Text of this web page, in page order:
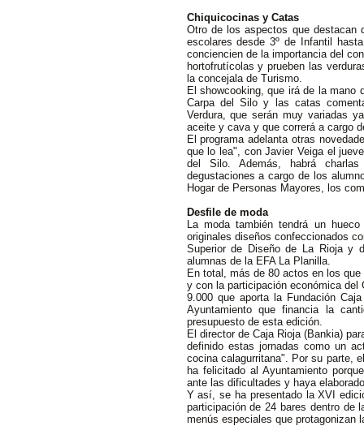
Chiquicocinas y Catas
Otro de los aspectos que destacan
escolares desde 3º de Infantil
conciencien de la importancia del
hortofrutícolas y prueben las
la concejala de Turismo.
El showcooking, que irá de la mano
Carpa del Silo y las catas
Verdura, que serán muy variadas
aceite y cava y que correrá a cargo
El programa adelanta otras
que lo lea", con Javier Veiga el
del Silo. Además, habrá
degustaciones a cargo de los
Hogar de Personas Mayores, los
Desfile de moda
La moda también tendrá un
originales diseños confeccionados
Superior de Diseño de La Rioja y
alumnas de la EFA La Planilla.
En total, más de 80 actos en los
y con la participación económica del
9.000 que aporta la Fundación
Ayuntamiento que financia la
presupuesto de esta edición.
El director de Caja Rioja (Bankia)
definido estas jornadas como un
cocina calagurritana". Por su parte,
ha felicitado al Ayuntamiento
ante las dificultades y haya
Y así, se ha presentado la XVI
participación de 24 bares dentro de
menús especiales que protagonizan